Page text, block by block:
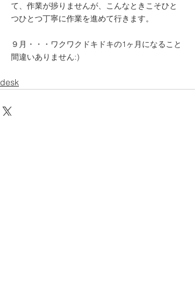
て、作業が捗りませんが、こんなときこそひと
つひとつ丁寧に作業を進めて行きます。
９月・・・ワクワクドキドキの1ヶ月になること
間違いありません:)
desk